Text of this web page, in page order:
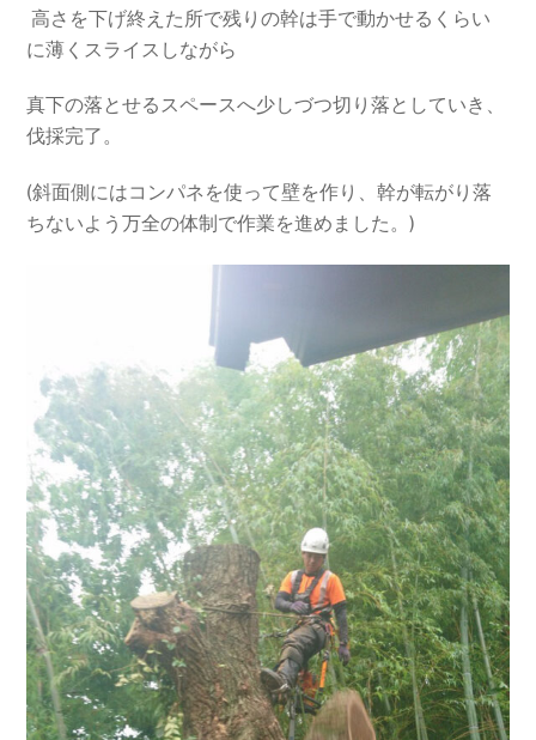
高さを下げ終えた所で残りの幹は手で動かせるくらい
に薄くスライスしながら
真下の落とせるスペースへ少しづつ切り落としていき、
伐採完了。
(斜面側にはコンパネを使って壁を作り、幹が転がり落
ちないよう万全の体制で作業を進めました。)